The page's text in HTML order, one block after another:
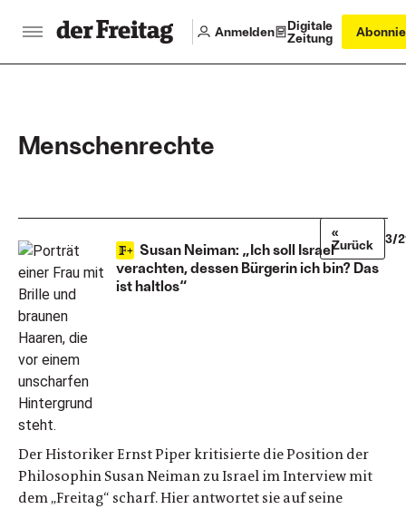
Anmelden
Digitale
Zeitung
Menschenrechte
Susan Neiman: „Ich soll Israel
verachten, dessen Bürgerin ich bin? Das
ist haltlos“
Der Historiker Ernst Piper kritisierte die Position der
Philosophin Susan Neiman zu Israel im Interview mit
dem „Freitag“ scharf. Hier antwortet sie auf seine
«
Zurück
3/